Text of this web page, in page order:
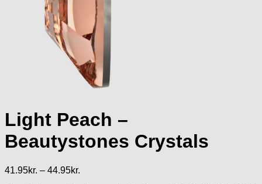
Light Peach –
Beautystones Crystals
41.95kr. – 44.95kr.